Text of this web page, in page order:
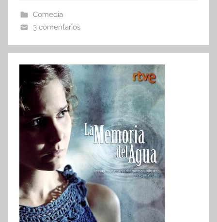
Comedia
3 comentarios